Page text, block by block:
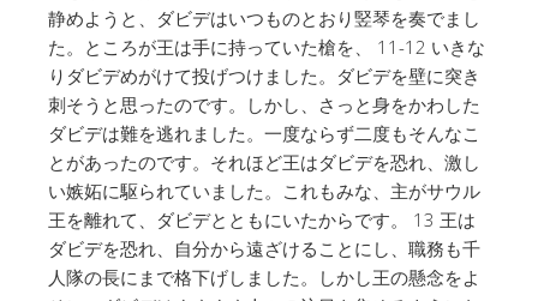
静めようと、ダビデはいつものとおり竪琴を奏でまし
た。ところが王は手に持っていた槍を、 11-12 いきな
りダビデめがけて投げつけました。ダビデを壁に突き
刺そうと思ったのです。しかし、さっと身をかわした
ダビデは難を逃れました。一度ならず二度もそんなこ
とがあったのです。それほど王はダビデを恐れ、激し
い嫉妬に駆られていました。これもみな、主がサウル
王を離れて、ダビデとともにいたからです。 13 王は
ダビデを恐れ、自分から遠ざけることにし、職務も千
人隊の長にまで格下げしました。しかし王の懸念をよ